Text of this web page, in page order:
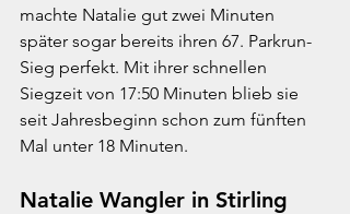
machte Natalie gut zwei Minuten
später sogar bereits ihren 67. Parkrun-
Sieg perfekt. Mit ihrer schnellen
Siegzeit von 17:50 Minuten blieb sie
seit Jahresbeginn schon zum fünften
Mal unter 18 Minuten.
Natalie Wangler in Stirling